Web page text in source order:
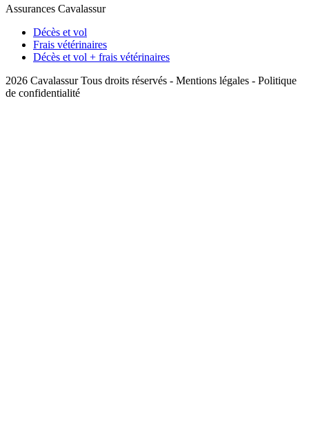
Assurances Cavalassur
Décès et vol
Frais vétérinaires
Décès et vol + frais vétérinaires
2026 Cavalassur Tous droits réservés - Mentions légales - Politique
de confidentialité